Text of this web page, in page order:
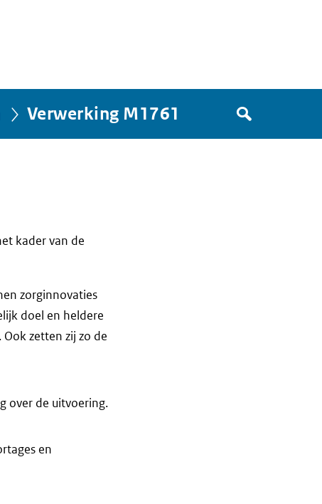
Verwerking M1761
Zoek
in
het
kader van de
zorginnovaties
doel en heldere
zetten zij zo de
over de uitvoering.
en